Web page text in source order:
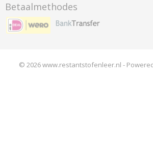
Betaalmethodes
© 2026 www.restantstofenleer.nl -